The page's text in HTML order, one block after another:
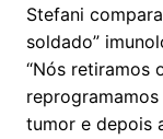
Stefani
soldado”
“Nós retiramos
tumor e depois